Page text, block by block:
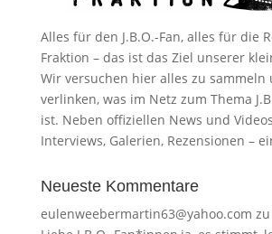
Alles für den J.B.O.-Fan, alles für die
Fraktion – das ist das Ziel unserer
Wir versuchen hier alles zu sammeln
verlinken, was im Netz zum Thema
ist. Neben offiziellen News und
Interviews, Galerien, Rezensionen –
Neueste Kommentare
eulenweebermartin63@yahoo.com zu